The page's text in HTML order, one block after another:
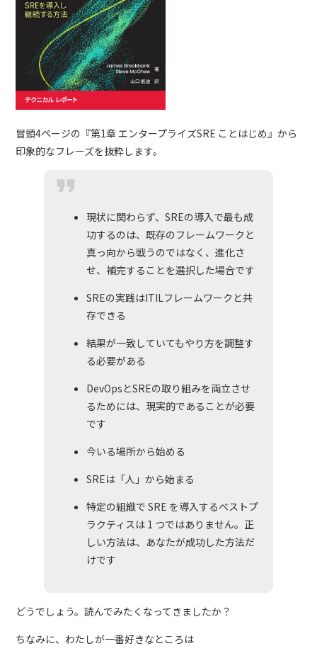
冒頭4ページの『第1章 エンタープライズSRE ことはじめ』から
印象的なフレーズを抜粋します。
現状に関わらず、SREの導入で最も成
功するのは、既存のフレームワークと
真っ向から戦うのではなく、進化さ
せ、補完することを選択した場合です
SREの実践はITILフレームワークと共
存できる
結果が一致していてもやり方を調整す
る必要がある
DevOpsとSREの取り組みを両立させ
るためには、現実的であることが必要
です
今いる場所から始める
SREは「人」から始まる
特定の組織で SRE を導入するベストプ
ラクティスは 1 つではありません。正
しい方法は、あなたが成功した方法だ
けです
どうでしょう。読んでみたくなってきましたか？
ちなみに、わたしが一番好きなところは